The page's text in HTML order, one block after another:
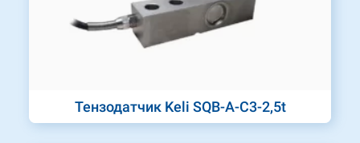
Тензодатчик Keli SQB-A-C3-2,5t